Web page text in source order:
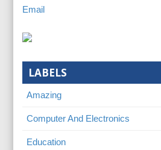
Email
LABELS
Amazing
Computer And Electronics
Education